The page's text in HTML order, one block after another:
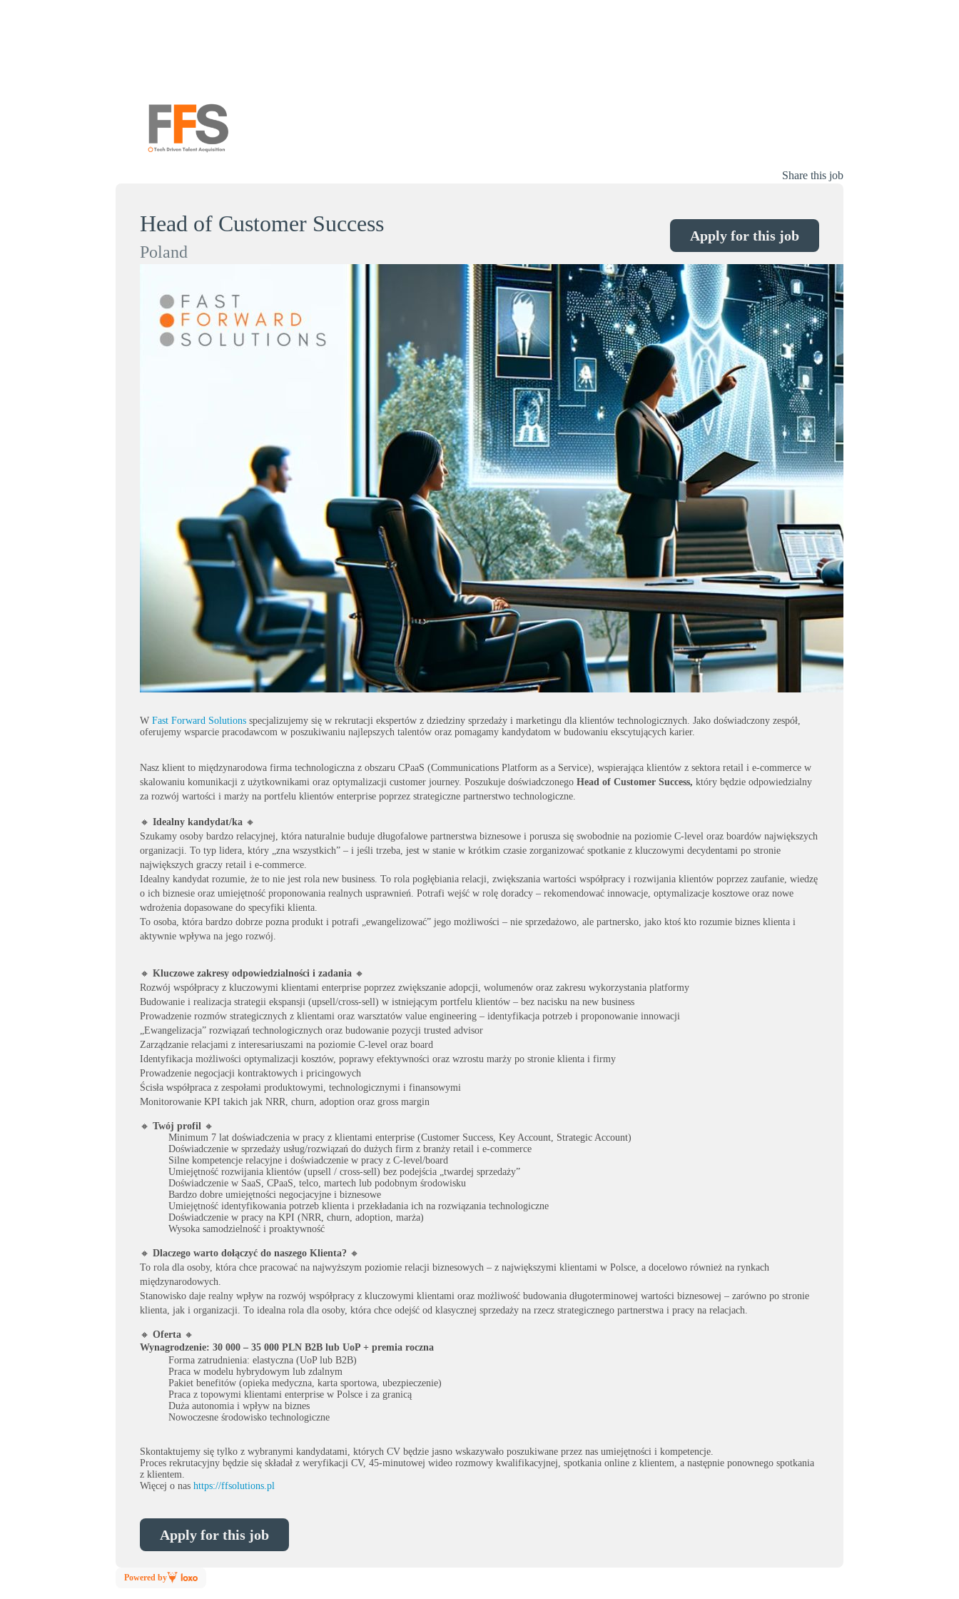
Share this job
Head of Customer Success
Poland
Apply for this job
W Fast Forward Solutionsspecjalizujemy się w rekrutacji ekspertów z dziedziny sprzedaży i marketingu dla klientów technologicznych. Jako doświadczony zespół,
oferujemy wsparcie pracodawcom w poszukiwaniu najlepszych talentów oraz pomagamy kandydatom w budowaniu ekscytujących karier.
Nasz klient to międzynarodowa firma technologiczna z obszaru CPaaS (Communications Platform as a Service), wspierająca klientów z sektora retail i e-commerce w
skalowaniu komunikacji z użytkownikami oraz optymalizacji customer journey. Poszukuje doświadczonego Head of Customer Success, który będzie odpowiedzialny
za rozwój wartości i marży na portfelu klientów enterprise poprzez strategiczne partnerstwo technologiczne.
🔸 Idealny kandydat/ka 🔸
Szukamy osoby bardzo relacyjnej, która naturalnie buduje długofalowe partnerstwa biznesowe i porusza się swobodnie na poziomie C-level oraz boardów największych
organizacji. To typ lidera, który „zna wszystkich” – i jeśli trzeba, jest w stanie w krótkim czasie zorganizować spotkanie z kluczowymi decydentami po stronie
największych graczy retail i e-commerce.
Idealny kandydat rozumie, że to nie jest rola new business. To rola pogłębiania relacji, zwiększania wartości współpracy i rozwijania klientów poprzez zaufanie, wiedzę
o ich biznesie oraz umiejętność proponowania realnych usprawnień. Potrafi wejść w rolę doradcy – rekomendować innowacje, optymalizacje kosztowe oraz nowe
wdrożenia dopasowane do specyfiki klienta.
To osoba, która bardzo dobrze pozna produkt i potrafi „ewangelizować” jego możliwości – nie sprzedażowo, ale partnersko, jako ktoś kto rozumie biznes klienta i
aktywnie wpływa na jego rozwój.
🔸 Kluczowe zakresy odpowiedzialności i zadania 🔸
Rozwój współpracy z kluczowymi klientami enterprise poprzez zwiększanie adopcji, wolumenów oraz zakresu wykorzystania platformy
Budowanie i realizacja strategii ekspansji (upsell/cross-sell) w istniejącym portfelu klientów – bez nacisku na new business
Prowadzenie rozmów strategicznych z klientami oraz warsztatów value engineering – identyfikacja potrzeb i proponowanie innowacji
„Ewangelizacja” rozwiązań technologicznych oraz budowanie pozycji trusted advisor
Zarządzanie relacjami z interesariuszami na poziomie C-level oraz board
Identyfikacja możliwości optymalizacji kosztów, poprawy efektywności oraz wzrostu marży po stronie klienta i firmy
Prowadzenie negocjacji kontraktowych i pricingowych
Ścisła współpraca z zespołami produktowymi, technologicznymi i finansowymi
Monitorowanie KPI takich jak NRR, churn, adoption oraz gross margin
🔸 Twój profil 🔸
Minimum 7 lat doświadczenia w pracy z klientami enterprise (Customer Success, Key Account, Strategic Account)
Doświadczenie w sprzedaży usług/rozwiązań do dużych firm z branży retail i e-commerce
Silne kompetencje relacyjne i doświadczenie w pracy z C-level/board
Umiejętność rozwijania klientów (upsell / cross-sell) bez podejścia „twardej sprzedaży”
Doświadczenie w SaaS, CPaaS, telco, martech lub podobnym środowisku
Bardzo dobre umiejętności negocjacyjne i biznesowe
Umiejętność identyfikowania potrzeb klienta i przekładania ich na rozwiązania technologiczne
Doświadczenie w pracy na KPI (NRR, churn, adoption, marża)
Wysoka samodzielność i proaktywność
🔸 Dlaczego warto dołączyć do naszego Klienta? 🔸
To rola dla osoby, która chce pracować na najwyższym poziomie relacji biznesowych – z największymi klientami w Polsce, a docelowo również na rynkach
międzynarodowych.
Stanowisko daje realny wpływ na rozwój współpracy z kluczowymi klientami oraz możliwość budowania długoterminowej wartości biznesowej – zarówno po stronie
klienta, jak i organizacji. To idealna rola dla osoby, która chce odejść od klasycznej sprzedaży na rzecz strategicznego partnerstwa i pracy na relacjach.
🔸 Oferta 🔸
Wynagrodzenie: 30 000 – 35 000 PLN B2B lub UoP + premia roczna
Forma zatrudnienia: elastyczna (UoP lub B2B)
Praca w modelu hybrydowym lub zdalnym
Pakiet benefitów (opieka medyczna, karta sportowa, ubezpieczenie)
Praca z topowymi klientami enterprise w Polsce i za granicą
Duża autonomia i wpływ na biznes
Nowoczesne środowisko technologiczne
Skontaktujemy się tylko z wybranymi kandydatami, których CV będzie jasno wskazywało poszukiwane przez nas umiejętności i kompetencje.
Proces rekrutacyjny będzie się składał z weryfikacji CV, 45-minutowej wideo rozmowy kwalifikacyjnej, spotkania online z klientem, a następnie ponownego spotkania
z klientem.
Więcej o nas https://ffsolutions.pl
Apply for this job
Powered by